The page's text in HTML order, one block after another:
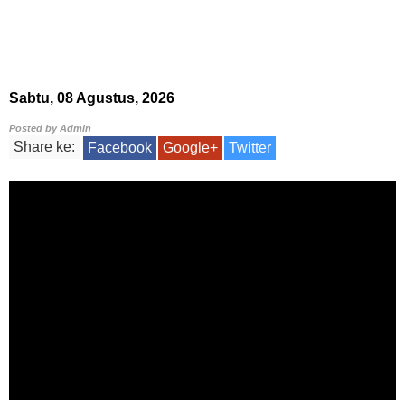
Sabtu, 08 Agustus, 2026
Posted byAdmin
Share ke: Facebook Google+ Twitter